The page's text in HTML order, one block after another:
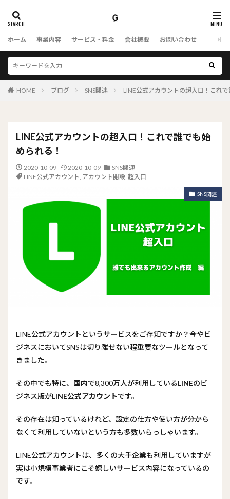
ホーム 事業内容 サービス・料金 会社概要 お問い合わせ
HOME ブログ SNS関連 LINE公式アカウントの超入口！これ
LINE公式アカウントの超入口！これで誰でも始
められる！
2020-10-09 2020-10-09
SNS関連
LINE公式アカウント, アカウント開設, 超入口
SNS関連
LINE公式アカウントというサービスをご存知ですか？今やビ
ジネスにおいてSNSは切り離せない程重要なツールとなって
きました。
その中でも特に、国内で8,300万人が利用しているLINEのビ
ジネス版がLINE公式アカウントです。
その存在は知っているけれど、設定の仕方や使い方が分から
なくて利用していないという方も多数いらっしゃいます。
LINE公式アカウントは、多くの大手企業も利用していますが
実は小規模事業者にこそ嬉しいサービス内容になっているの
です。